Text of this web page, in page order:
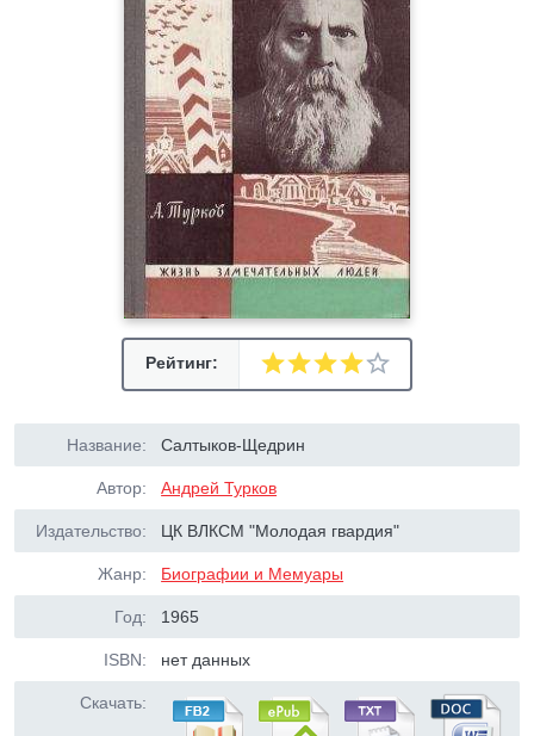
Рейтинг:
Название: Салтыков-Щедрин
Автор: Андрей Турков
Издательство: ЦК ВЛКСМ "Молодая гвардия"
Жанр: Биографии и Мемуары
Год: 1965
ISBN: нет данных
Скачать: